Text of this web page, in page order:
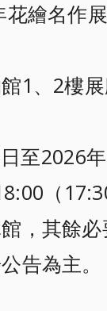
花繪名作
1、2樓
至2026
（
，其餘
告為主。